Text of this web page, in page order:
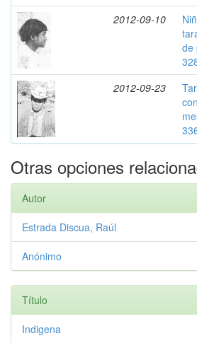
2012-09-10
de
2012-09-23
Otras opciones
Autor
Estrada Discua, Raúl
Anónimo
Título
Indigena